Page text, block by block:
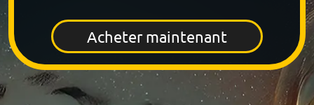
Acheter maintenant